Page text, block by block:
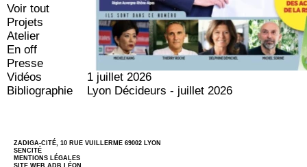
Voir tout
Projets
Atelier
En off
Presse
Vidéos
Bibliographie
1 juillet 2026
Lyon Décideurs - juillet 2026
ZADIGA-CITÉ, 10 RUE VUILLERME 69002 LYON
SENCITÉ
MENTIONS LÉGALES
SITE WEBADB LÉON